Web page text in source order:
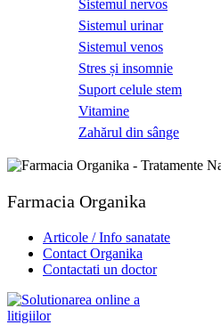
Sistemul nervos
Sistemul urinar
Sistemul venos
Stres și insomnie
Suport celule stem
Vitamine
Zahărul din sânge
Farmacia Organika
Articole / Info sanatate
Contact Organika
Contactati un doctor